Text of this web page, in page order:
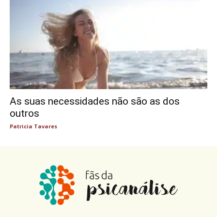
As suas necessidades não são as dos
outros
Patricia Tavares